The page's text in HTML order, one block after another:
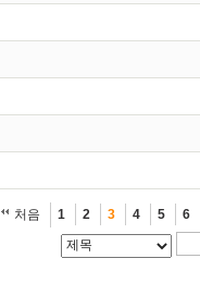
처음 1 2 3 4 5 6